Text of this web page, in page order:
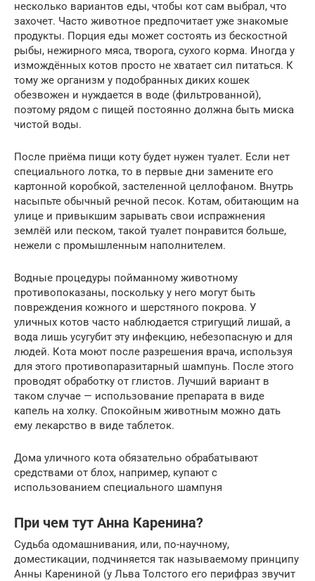
несколько вариантов еды, чтобы кот сам выбрал, что
захочет. Часто животное предпочитает уже знакомые
продукты. Порция еды может состоять из бескостной
рыбы, нежирного мяса, творога, сухого корма. Иногда у
измождённых котов просто не хватает сил питаться. К
тому же организм у подобранных диких кошек
обезвожен и нуждается в воде (фильтрованной),
поэтому рядом с пищей постоянно должна быть миска
чистой воды.
После приёма пищи коту будет нужен туалет. Если нет
специального лотка, то в первые дни замените его
картонной коробкой, застеленной целлофаном. Внутрь
насыпьте обычный речной песок. Котам, обитающим на
улице и привыкшим зарывать свои испражнения
землёй или песком, такой туалет понравится больше,
нежели с промышленным наполнителем.
Водные процедуры пойманному животному
противопоказаны, поскольку у него могут быть
повреждения кожного и шерстяного покрова. У
уличных котов часто наблюдается стригущий лишай, а
вода лишь усугубит эту инфекцию, небезопасную и для
людей. Кота моют после разрешения врача, используя
для этого противопаразитарный шампунь. После этого
проводят обработку от глистов. Лучший вариант в
таком случае — использование препарата в виде
капель на холку. Спокойным животным можно дать
ему лекарство в виде таблеток.
Дома уличного кота обязательно обрабатывают
средствами от блох, например, купают с
использованием специального шампуня
При чем тут Анна Каренина?
Судьба одомашнивания, или, по-научному,
доместикации, подчиняется так называемому принципу
Анны Карениной (у Льва Толстого его перифраз звучит